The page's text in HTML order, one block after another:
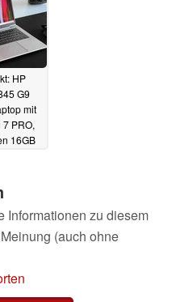
HP
G9
mit
PRO,
16GB
Informationen zu diesem
(auch ohne